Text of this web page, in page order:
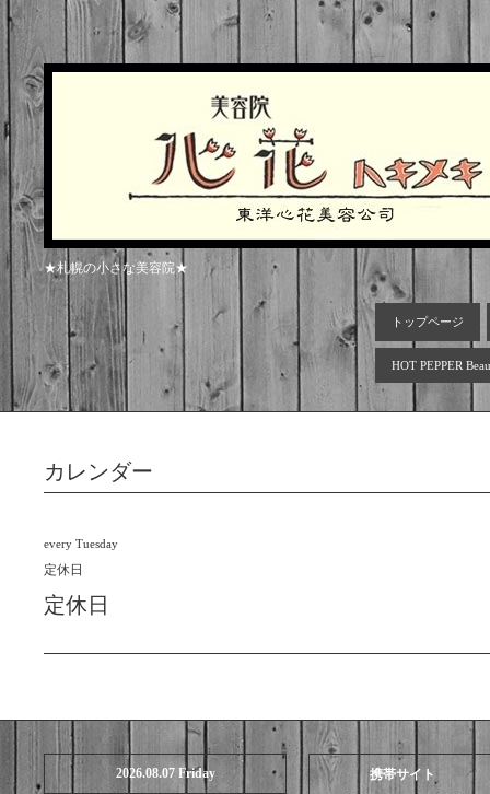
★札幌の小さな美容院★
トップページ
HOT PEPPER
カレンダー
every Tuesday
定休日
定休日
2026.08.07 Friday 携帯サイト